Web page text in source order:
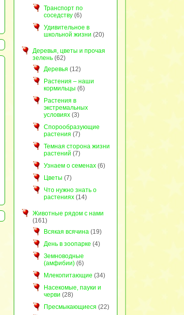
Транспорт по
соседству(6)
Удивительное в
школьной жизни (20)
Деревья, цветы и прочая
зелень(62)
Деревья (12)
Растения – наши
кормильцы (6)
Растения в
экстремальных
условиях(3)
Спорообразующие
растения (7)
Темная сторона жизни
растений (7)
Узнаем о семенах(6)
Цветы (7)
Что нужно знать о
растениях(14)
Животные рядом с нами
(161)
Всякая всячина(19)
День в зоопарке (4)
Земноводные
(амфибии)(6)
Млекопитающие (34)
Насекомые, пауки и
черви (28)
Пресмыкающиеся (22)